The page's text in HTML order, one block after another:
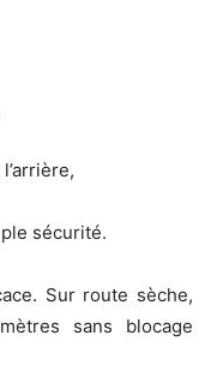
sécurité.
Sur route sèche,
sans blocage